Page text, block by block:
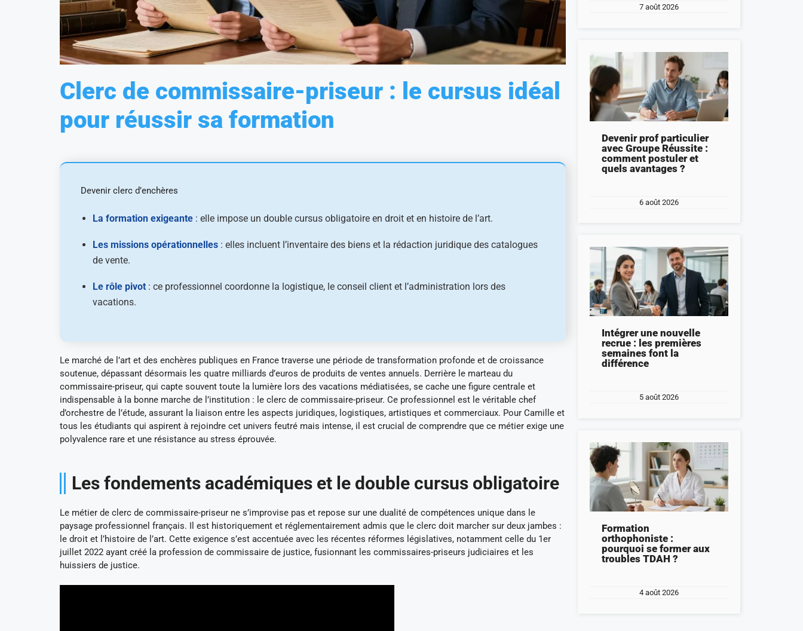
Clerc de commissaire-priseur : le cursus idéal
pour réussir sa formation
Devenir clerc d’enchères
La formation exigeante : elle impose un double cursus obligatoire en droit et en histoire de l’art.
Les missions opérationnelles : elles incluent l’inventaire des biens et la rédaction juridique des catalogues
de vente.
Le rôle pivot : ce professionnel coordonne la logistique, le conseil client et l’administration lors des
vacations.
Le marché de l’art et des enchères publiques en France traverse une période de transformation profonde et de croissance
soutenue, dépassant désormais les quatre milliards d’euros de produits de ventes annuels. Derrière le marteau du
commissaire-priseur, qui capte souvent toute la lumière lors des vacations médiatisées, se cache une figure centrale et
indispensable à la bonne marche de l’institution : le clerc de commissaire-priseur. Ce professionnel est le véritable chef
d’orchestre de l’étude, assurant la liaison entre les aspects juridiques, logistiques, artistiques et commerciaux. Pour Camille et
tous les étudiants qui aspirent à rejoindre cet univers feutré mais intense, il est crucial de comprendre que ce métier exige une
polyvalence rare et une résistance au stress éprouvée.
Les fondements académiques et le double cursus obligatoire
Le métier de clerc de commissaire-priseur ne s’improvise pas et repose sur une dualité de compétences unique dans le
paysage professionnel français. Il est historiquement et réglementairement admis que le clerc doit marcher sur deux jambes :
le droit et l’histoire de l’art. Cette exigence s’est accentuée avec les récentes réformes législatives, notamment celle du 1er
juillet 2022 ayant créé la profession de commissaire de justice, fusionnant les commissaires-priseurs judiciaires et les
huissiers de justice.
7 août 2026
Devenir prof particulier
avec Groupe Réussite :
comment postuler et
quels avantages ?
6 août 2026
Intégrer une nouvelle
recrue : les premières
semaines font la
différence
5 août 2026
Formation
orthophoniste :
pourquoi se former aux
troubles TDAH ?
4 août 2026